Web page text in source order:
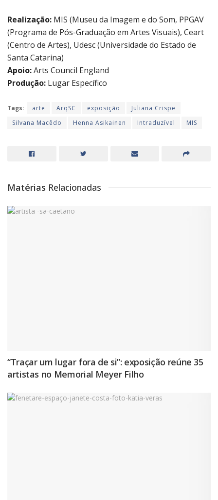
Realização: MIS (Museu da Imagem e do Som, PPGAV
(Programa de Pós-Graduação em Artes Visuais), Ceart
(Centro de Artes), Udesc (Universidade do Estado de
Santa Catarina)
Apoio:Arts Council England
Produção: Lugar Específico
Tags: arte ArqSC exposição
Juliana Crispe
Silvana Macêdo
Henna Asikainen Intraduzível MIS
Matérias Relacionadas
“Traçar um lugar fora de si”: exposição reúne 35
artistas no Memorial Meyer Filho